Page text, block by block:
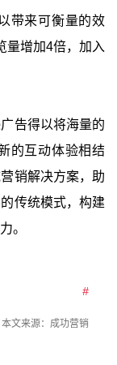
带来可衡量的效
量增加4倍，加入
告得以将海量的
的互动体验相结
销解决方案，助
传统模式，构建
。
#
本文来源： 成功营销